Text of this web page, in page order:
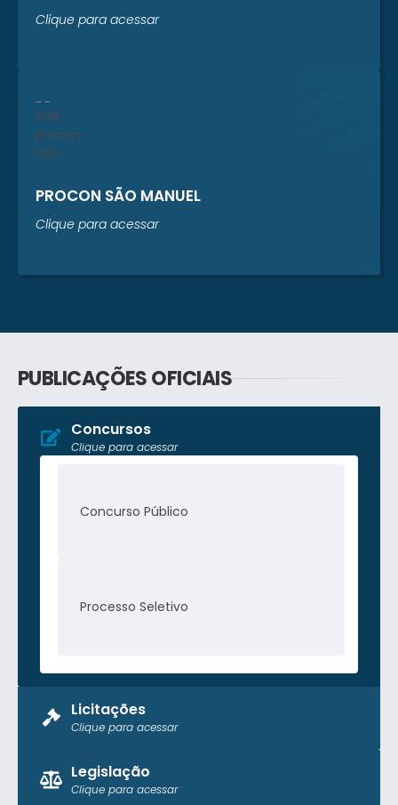
Clique para acessar
PROCON SÃO MANUEL
Clique para acessar
PUBLICAÇÕES OFICIAIS
Concursos
Clique para acessar
Concurso Público
Processo Seletivo
Licitações
Clique para acessar
Tomada de Preço
Legislação
Clique para acessar